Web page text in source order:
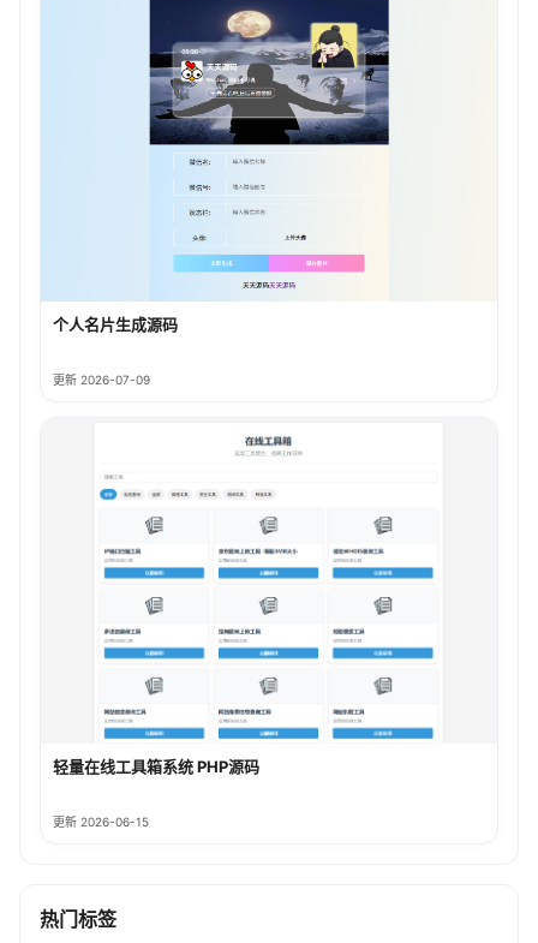
个人名片生成源码
更新 2026-07-09
轻量在线工具箱系统 PHP源码
更新 2026-06-15
热门标签